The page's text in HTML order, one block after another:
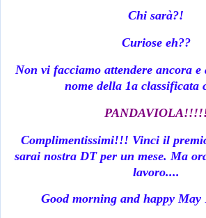
Chi sarà?!
Curiose eh??
Non vi facciamo attendere ancora
nome della 1a classificata
Complimentissimi!!! Vinci il
sarai nostra DT per un mese. Ma
lavoro....
Good morning and happy